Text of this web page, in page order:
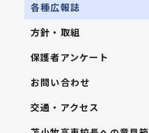
各種広報誌
方針・取組
保護者アンケート
お問い合わせ
交通・アクセス